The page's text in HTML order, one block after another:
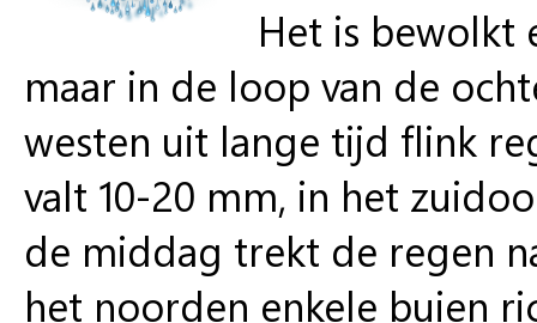
Het is bewolkt
maar in de loop van de
westen uit lange tijd flink
valt 10-20 mm, in het
de middag trekt de regen
het noorden enkele buien